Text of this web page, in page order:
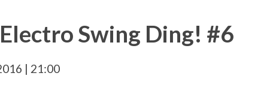
Swing Ding! #6
| 21:00